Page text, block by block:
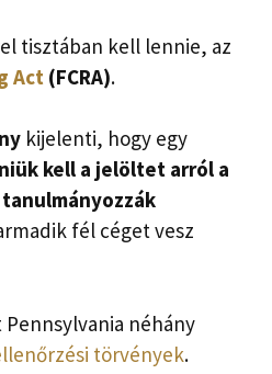
tisztában kell lennie, az
Act (FCRA).
kijelenti, hogy egy
kell a jelöltet arról a
fél céget vesz
néhány
törvények.